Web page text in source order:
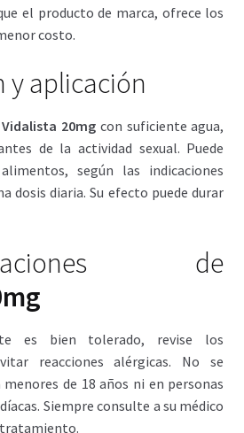
el producto de marca, ofrece los
costo.
y aplicación
Vidalista 20mgcon suficiente agua,
de la actividad sexual. Puede
según las indicaciones
dosis diaria. Su efecto puede durar
de
es bien tolerado, revise los
reacciones alérgicas. No se
de 18 años ni en personas
Siempre consulte a su médico